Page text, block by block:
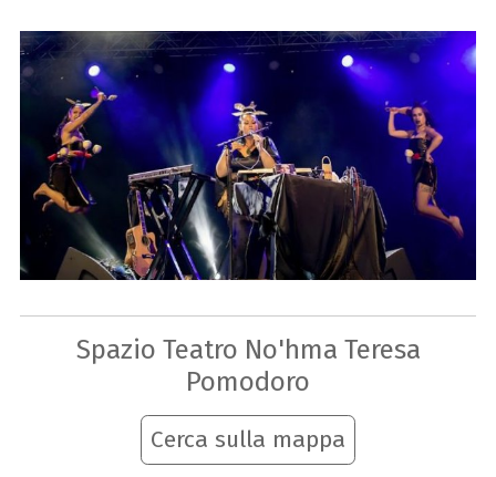
Spazio Teatro No'hma Teresa
Pomodoro
Cerca sulla mappa